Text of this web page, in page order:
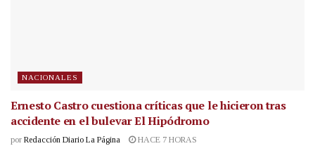
NACIONALES
Ernesto Castro cuestiona críticas que le hicieron tras
accidente en el bulevar El Hipódromo
por Redacción Diario La Página HACE 7 HORAS